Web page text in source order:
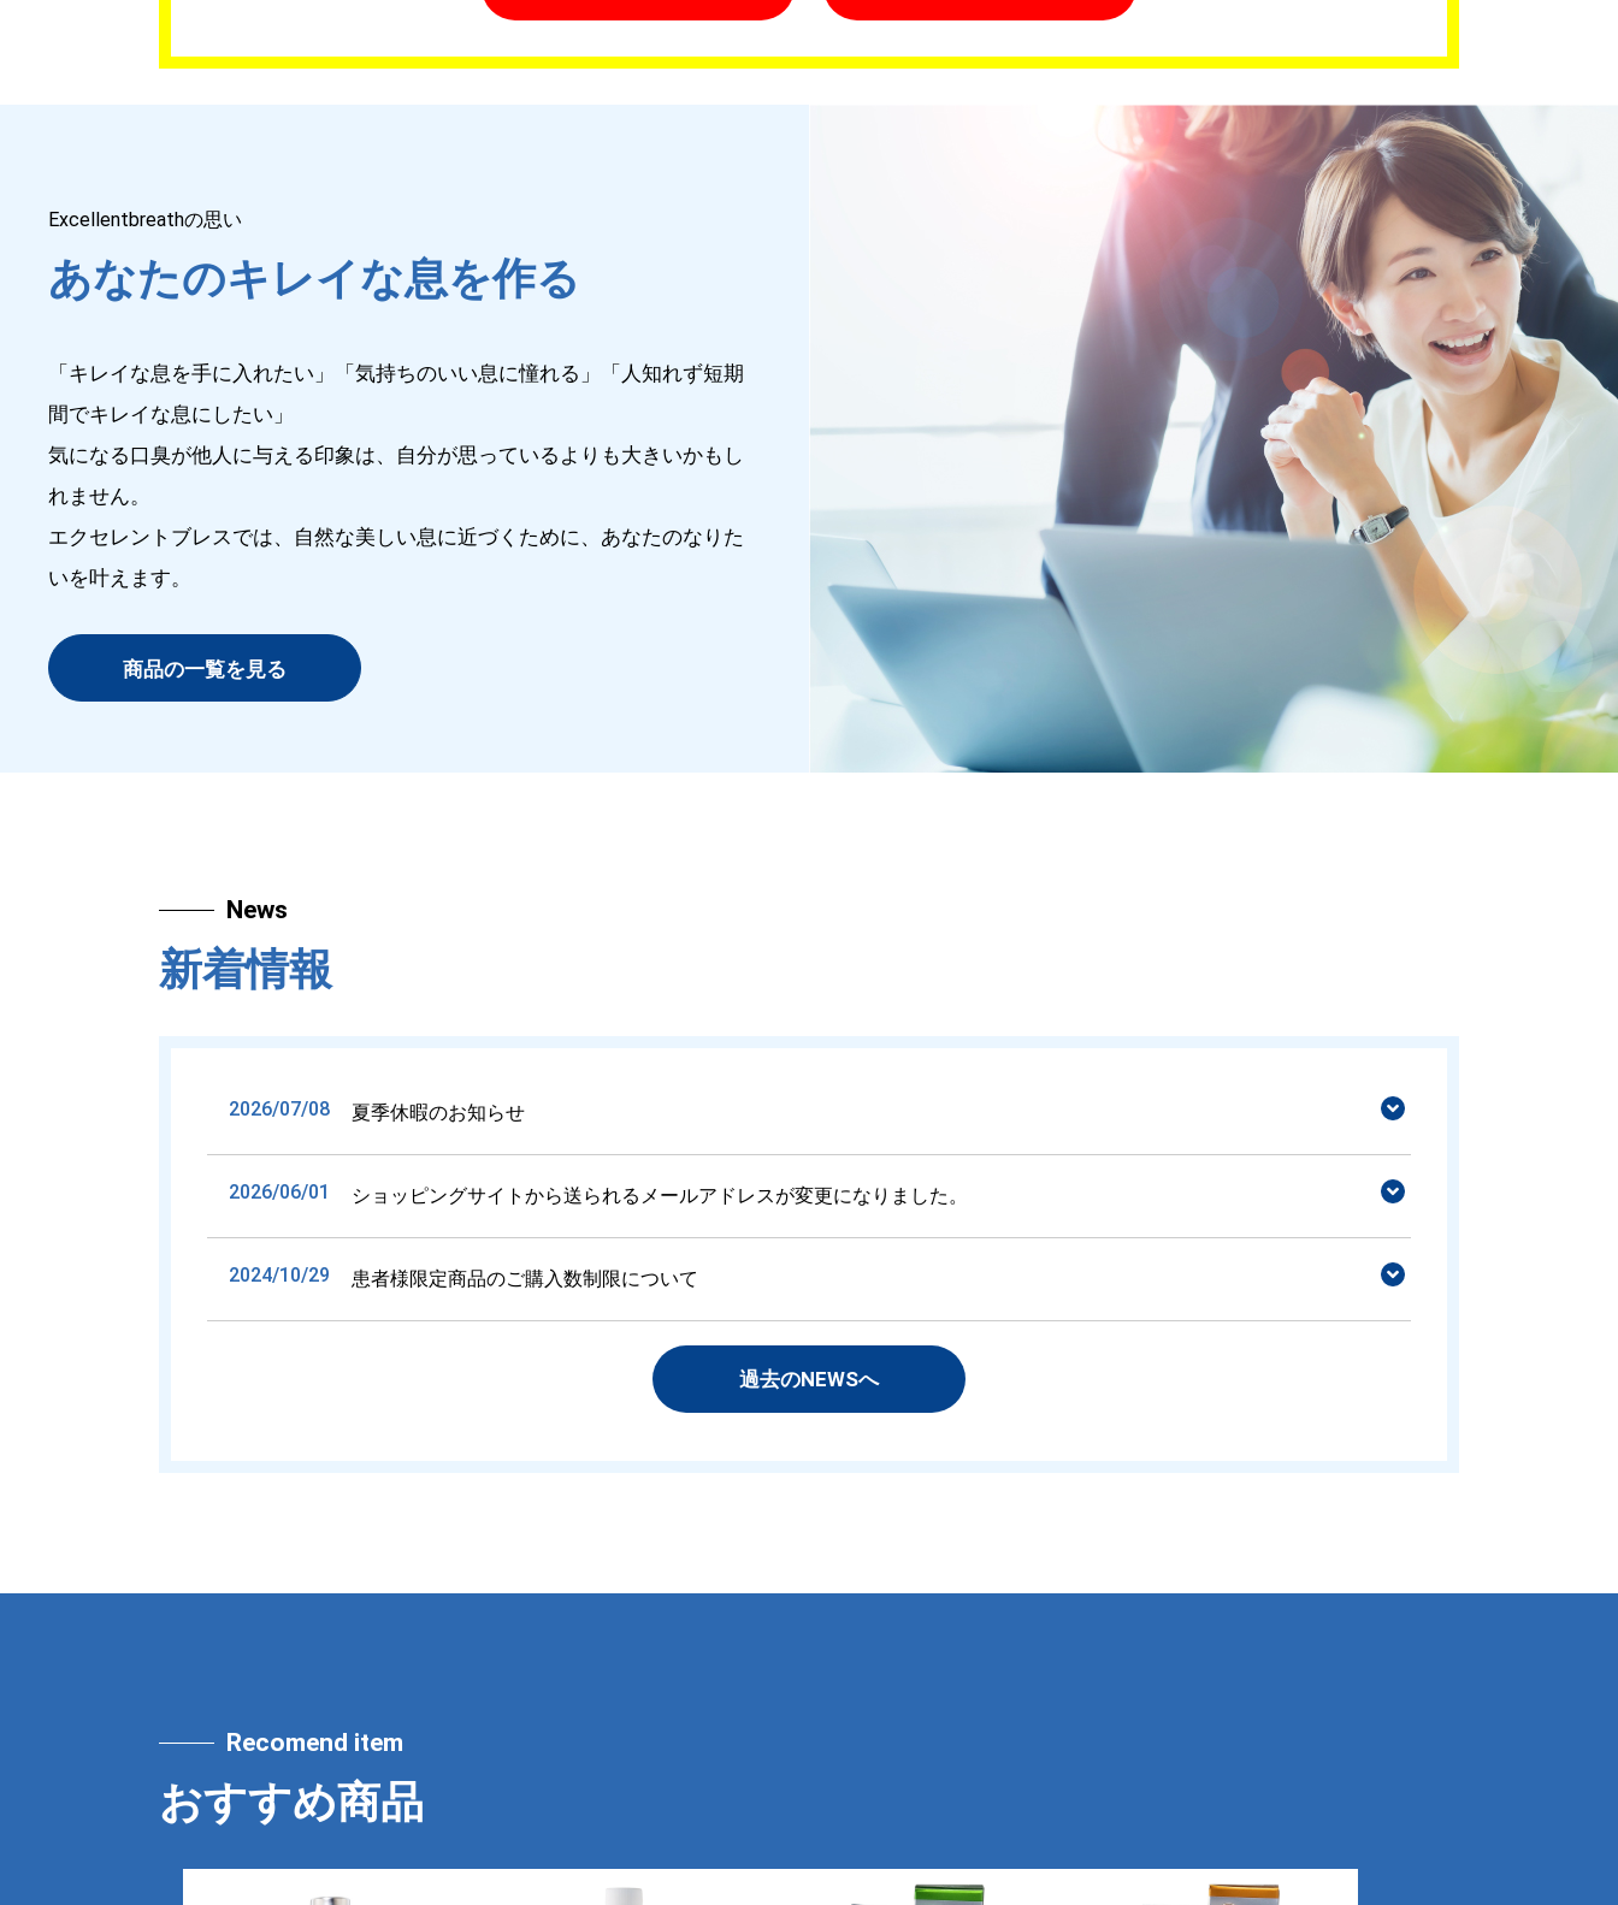
Excellentbreathの思い
あなたのキレイな息を作る
「キレイな息を手に入れたい」「気持ちのいい息に憧れる」「人知れず短期
間でキレイな息にしたい」
気になる口臭が他人に与える印象は、自分が思っているよりも大きいかもし
れません。
エクセレントブレスでは、自然な美しい息に近づくために、あなたのなりた
いを叶えます。
商品の一覧を見る
News
新着情報
2026/07/08 夏季休暇のお知らせ
2026/06/01 ショッピングサイトから送られるメールアドレスが変更になりました。
2024/10/29 患者様限定商品のご購入数制限について
過去のNEWSへ
Recomend item
おすすめ商品